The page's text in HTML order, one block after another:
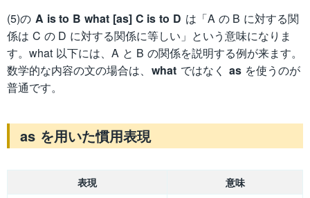
(5)の A is to B what [as] C is to D は「A の B に対する関
係は C の D に対する関係に等しい」という意味になりま
す。what 以下には、A と B の関係を説明する例が来ます。
数学的な内容の文の場合は、 what ではなく as を使うのが
普通です。
as を用いた慣用表現
表現
意味